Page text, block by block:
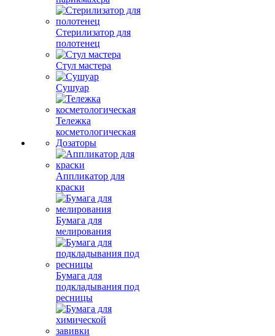
Стерилизатор для
полотенец
Стул мастера
Сушуар
Тележка
косметологическая
Дозаторы
Аппликатор для
краски
Бумага для
мелирования
Бумага для
подкладывания под
ресницы